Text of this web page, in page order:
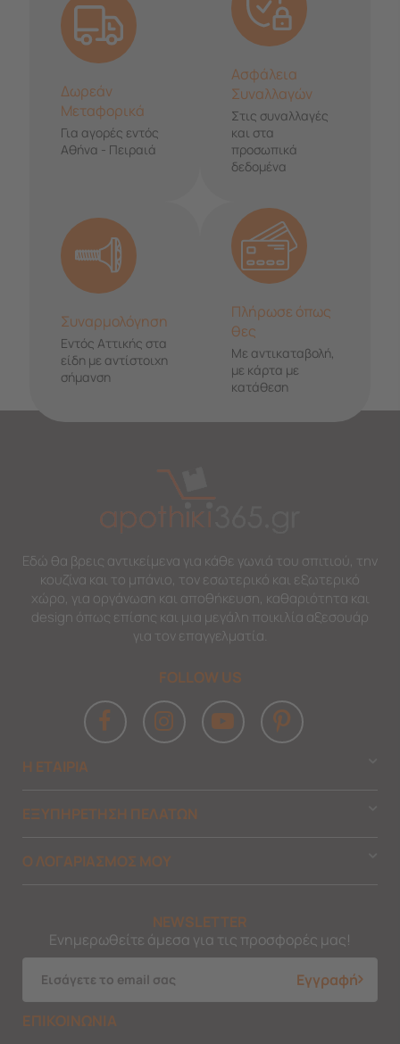
Δωρεάν
Μεταφορικά
Για αγορές εντός
Αθήνα - Πειραιά
Ασφάλεια
Συναλλαγών
Στις συναλλαγές
και στα
προσωπικά
δεδομένα
Συναρμολόγηση
Εντός Αττικής στα
είδη με αντίστοιχη
σήμανση
Πλήρωσε όπως
θες
Με αντικαταβολή,
με κάρτα με
κατάθεση
Εδώ θα βρεις αντικείμενα για κάθε γωνιά του σπιτιού, την
κουζίνα και το μπάνιο, τον εσωτερικό και εξωτερικό
χώρο, για οργάνωση και αποθήκευση, καθαριότητα και
design όπως επίσης και μια μεγάλη ποικιλία αξεσουάρ
για τον επαγγελματία.
FOLLOW US
Η ΕΤΑΙΡΙΑ
ΕΞΥΠΗΡΕΤΗΣΗ ΠΕΛΑΤΩΝ
Ο ΛΟΓΑΡΙΑΣΜΟΣ ΜΟΥ
NEWSLETTER
Ενημερωθείτε άμεσα για τις προσφορές μας!
Εγγραφή
ΕΠΙΚΟΙΝΩΝΙΑ